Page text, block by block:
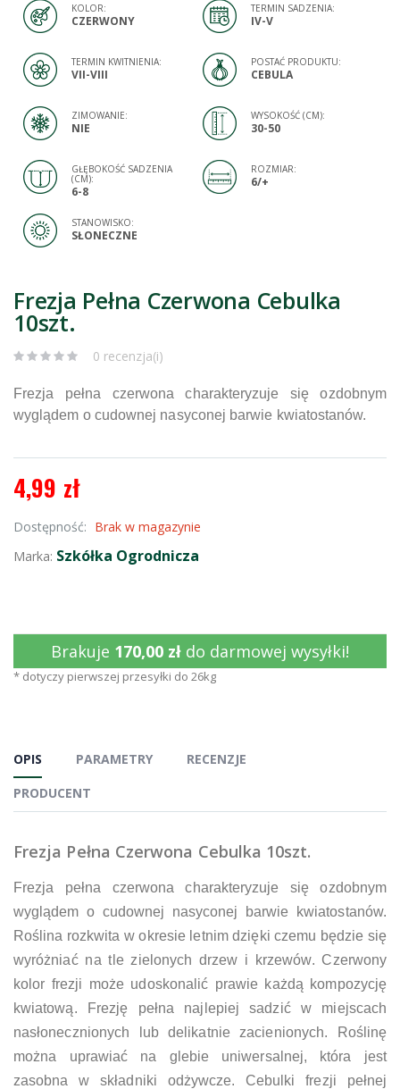
KOLOR:
CZERWONY
TERMIN SADZENIA:
IV-V
TERMIN KWITNIENIA:
VII-VIII
POSTAĆ PRODUKTU:
CEBULA
ZIMOWANIE:
NIE
WYSOKOŚĆ (CM):
30-50
GŁĘBOKOŚĆ SADZENIA
(CM):
6-8
ROZMIAR:
6/+
STANOWISKO:
SŁONECZNE
Frezja Pełna Czerwona Cebulka
10szt.
0 recenzja(i)
Frezja pełna czerwona charakteryzuje się ozdobnym
wyglądem o cudownej nasyconej barwie kwiatostanów.
4,99 zł
Dostępność: Brak w magazynie
Marka: Szkółka Ogrodnicza
Brakuje 170,00 zł do darmowej wysyłki!
* dotyczy pierwszej przesyłki do 26kg
OPIS PARAMETRY
RECENZJE
PRODUCENT
Frezja Pełna Czerwona Cebulka 10szt.
Frezja pełna czerwona charakteryzuje się ozdobnym
wyglądem o cudownej nasyconej barwie kwiatostanów.
Roślina rozkwita w okresie letnim dzięki czemu będzie się
wyróżniać na tle zielonych drzew i krzewów. Czerwony
kolor frezji może udoskonalić prawie każdą kompozycję
kwiatową. Frezję pełna najlepiej sadzić w miejscach
nasłonecznionych lub delikatnie zacienionych. Roślinę
można uprawiać na glebie uniwersalnej, która jest
zasobna w składniki odżywcze. Cebulki frezji pełnej